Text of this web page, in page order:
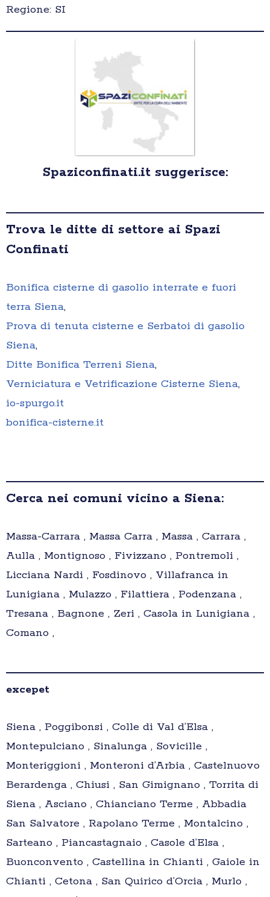
Regione: SI
Spaziconfinati.it suggerisce:
Trova le ditte di settore ai Spazi
Confinati
Bonifica cisterne di gasolio interrate e fuori
terra Siena,
Prova di tenuta cisterne e Serbatoi di gasolio
Siena,
Ditte Bonifica Terreni Siena,
Verniciatura e Vetrificazione Cisterne Siena,
io-spurgo.it
bonifica-cisterne.it
Cerca nei comuni vicino a Siena:
Massa-Carrara , Massa Carra , Massa , Carrara ,
Aulla , Montignoso , Fivizzano , Pontremoli ,
Licciana Nardi , Fosdinovo , Villafranca in
Lunigiana , Mulazzo , Filattiera , Podenzana ,
Tresana , Bagnone , Zeri , Casola in Lunigiana ,
Comano ,
excepet
Siena , Poggibonsi , Colle di Val d’Elsa ,
Montepulciano , Sinalunga , Sovicille ,
Monteriggioni , Monteroni d’Arbia , Castelnuovo
Berardenga , Chiusi , San Gimignano , Torrita di
Siena , Asciano , Chianciano Terme , Abbadia
San Salvatore , Rapolano Terme , Montalcino ,
Sarteano , Piancastagnaio , Casole d’Elsa ,
Buonconvento , Castellina in Chianti , Gaiole in
Chianti , Cetona , San Quirico d’Orcia , Murlo ,